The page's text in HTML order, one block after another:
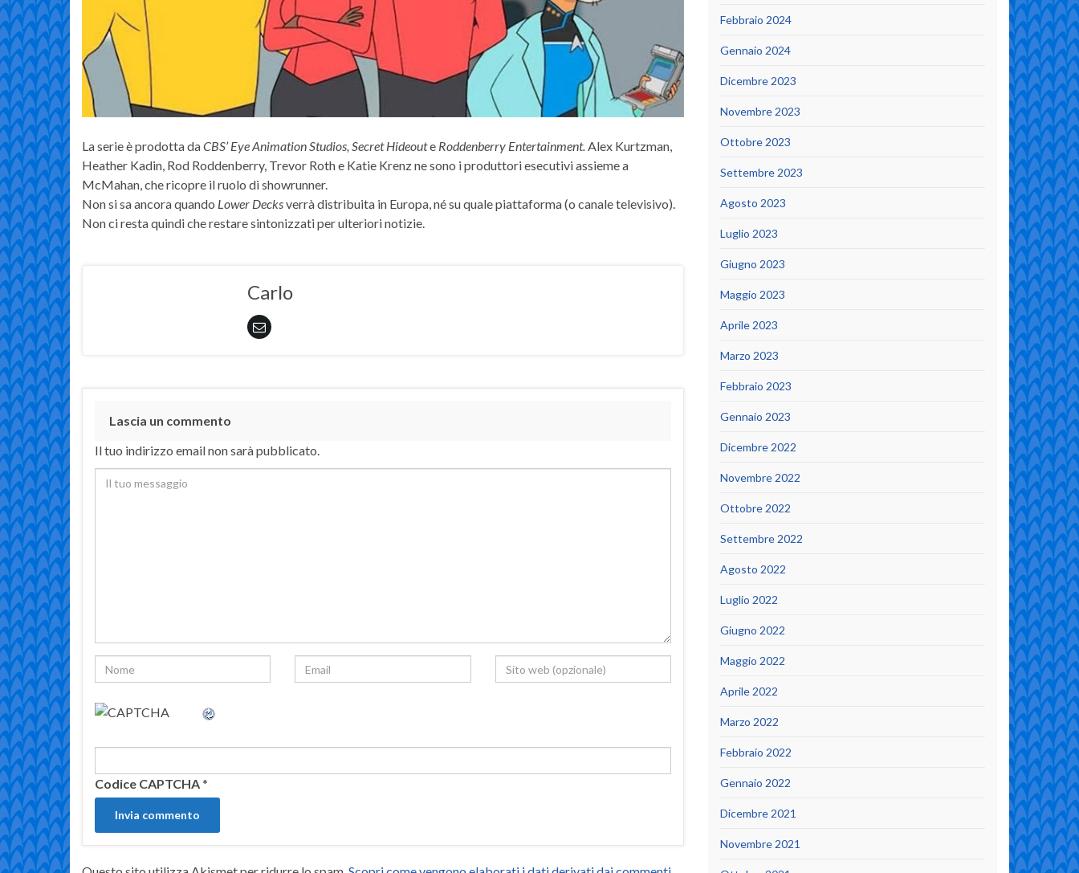
La serie è prodotta daCBS’ Eye Animation Studios, Secret Hideoute Roddenberry Entertainment.Alex Kurtzman,
Heather Kadin, Rod Roddenberry, Trevor Roth e Katie Krenz ne sono i produttori esecutivi assieme a
McMahan, che ricopre il ruolo di showrunner.
Non si sa ancora quando Lower Decksverrà distribuita in Europa, né su quale piattaforma (o canale televisivo).
Non ci resta quindi che restare sintonizzati per ulteriori notizie.
Carlo
Lascia un commento
Il tuo indirizzo email non sarà pubblicato.
Codice CAPTCHA*
Febbraio 2024
Gennaio 2024
Dicembre 2023
Novembre 2023
Ottobre 2023
Settembre 2023
Agosto 2023
Luglio 2023
Giugno 2023
Maggio 2023
Aprile 2023
Marzo 2023
Febbraio 2023
Gennaio 2023
Dicembre 2022
Novembre 2022
Ottobre 2022
Settembre 2022
Agosto 2022
Luglio 2022
Giugno 2022
Maggio 2022
Aprile 2022
Marzo 2022
Febbraio 2022
Gennaio 2022
Dicembre 2021
Novembre 2021